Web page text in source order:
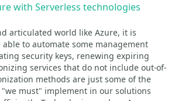
with Serverless technologies
articulated world like Azure, it is
to automate some management
security keys, renewing expiring
services that do not include out-of-
methods are just some of the
must" implement in our solutions